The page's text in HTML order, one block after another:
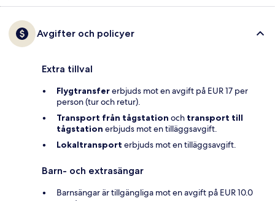
Avgifter och policyer
Extra tillval
Flygtransfererbjuds mot en avgift på EUR 17 per
person (tur och retur).
Transport från tågstation och transport till
tågstation erbjuds mot en tilläggsavgift.
Lokaltransport erbjuds mot en tilläggsavgift.
Barn- och extrasängar
Barnsängar är tillgängliga mot en avgift på EUR 10.0